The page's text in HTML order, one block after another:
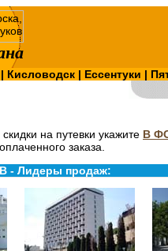
Кисловодск | Ессентуки |
на путевки укажите В
заказа.
- Лидеры продаж: